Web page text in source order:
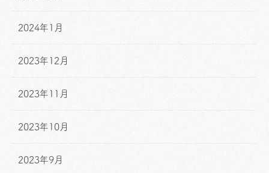
2024年1月
2023年12月
2023年11月
2023年10月
2023年9月